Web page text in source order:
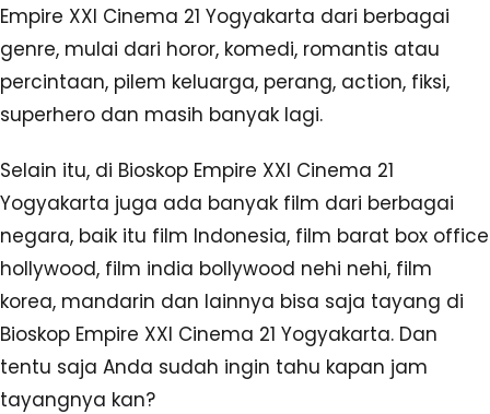
Empire XXI Cinema 21 Yogyakarta dari berbagai
genre, mulai dari horor, komedi, romantis atau
percintaan, pilem keluarga, perang, action, fiksi,
superhero dan masih banyak lagi.
Selain itu, di Bioskop Empire XXI Cinema 21
Yogyakarta juga ada banyak film dari berbagai
negara, baik itu film Indonesia, film barat box office
hollywood, film india bollywood nehi nehi, film
korea, mandarin dan lainnya bisa saja tayang di
Bioskop Empire XXI Cinema 21 Yogyakarta. Dan
tentu saja Anda sudah ingin tahu kapan jam
tayangnya kan?